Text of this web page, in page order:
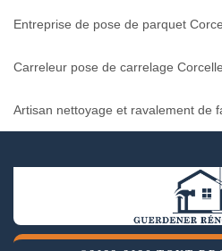
Entreprise de pose de parquet
Carreleur pose de carrelage
Artisan nettoyage et ravalement de